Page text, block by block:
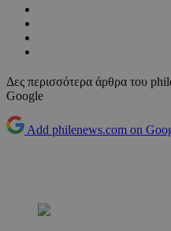
Δες περισσότερα άρθρα του
Google
Add philenews.com on